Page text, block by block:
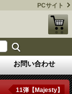
PCサイト
お問い合わせ
11弾【Majesty】